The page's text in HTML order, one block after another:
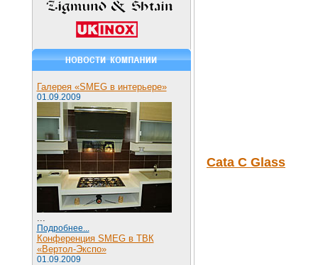
Галерея «SMEG в интерьере»
01.09.2009
...
Подробнее...
Конференция SMEG в ТВК
«Вертол-Экспо»
01.09.2009
Cata C Glass